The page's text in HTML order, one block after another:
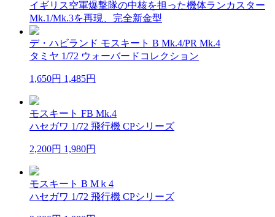
イギリス空軍爆撃隊の中核を担った機体ランカスター
Mk.1/Mk.3を再現、完全新金型
デ・ハビランド モスキート B Mk.4/PR Mk.4
タミヤ 1/72 ウォーバードコレクション
1,650円 1,485円
モスキート FB Mk.4
ハセガワ 1/72 飛行機 CPシリーズ
2,200円 1,980円
モスキート B Mｋ4
ハセガワ 1/72 飛行機 CPシリーズ